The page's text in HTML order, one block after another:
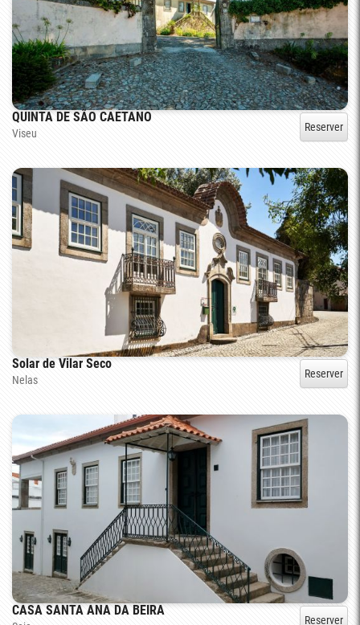
QUINTA DE SÃO CAETANO
Viseu Reserver
Solar de Vilar Seco
Nelas Reserver
CASA SANTA ANA DA BEIRA
Reserver